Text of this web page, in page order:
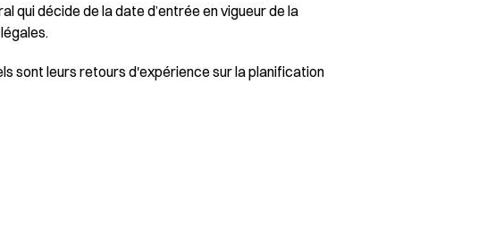
qui décide de la date d’entrée en vigueur de la
.
sont leurs retours d'expérience sur la planification